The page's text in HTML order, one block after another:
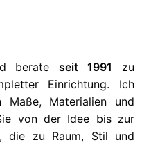
berateseit 1991
zu
Einrichtung. Ich
Materialien und
von der Idee bis zur
die zu Raum, Stil und